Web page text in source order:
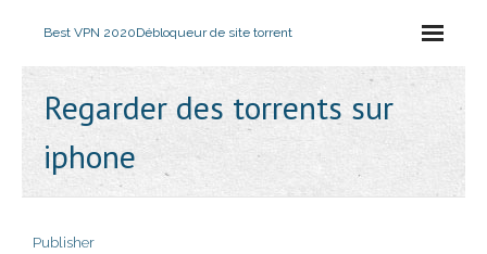
Best VPN 2020Débloqueur de site torrent
Regarder des torrents sur
iphone
Publisher